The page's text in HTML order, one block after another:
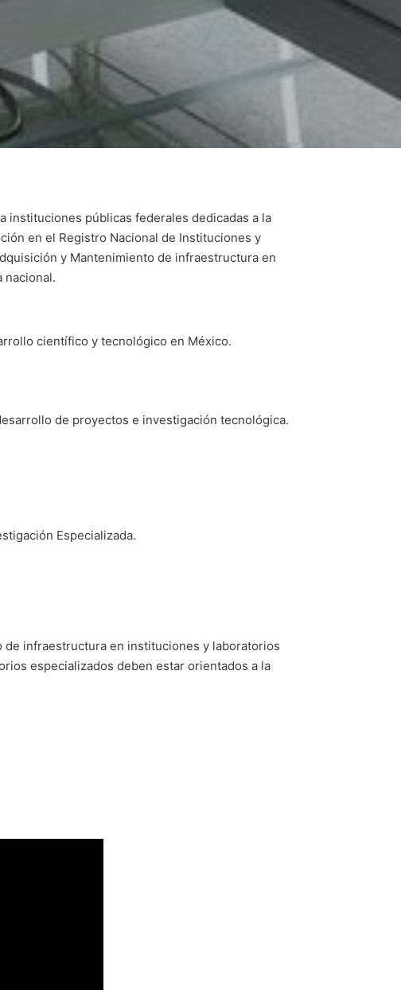
instituciones públicas federales dedicadas a la
en el Registro Nacional de Instituciones y
y Mantenimiento de infraestructura en
nacional.
científico y tecnológico en México.
de proyectos e investigación tecnológica.
Especializada.
infraestructura en instituciones y laboratorios
especializados deben estar orientados a la